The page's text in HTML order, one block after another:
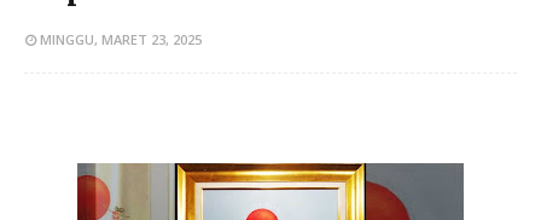
MINGGU, MARET 23, 2025